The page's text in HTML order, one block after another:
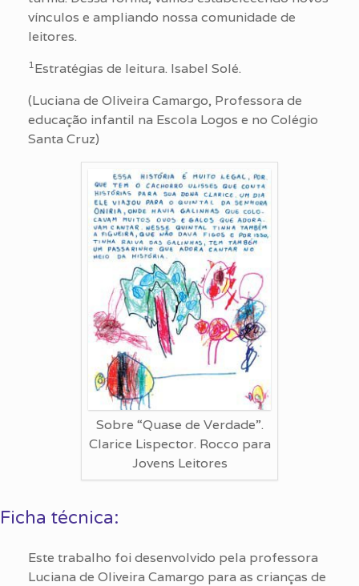
vínculos e ampliando nossa comunidade de
leitores.
1 Estratégias de leitura. Isabel Solé.
(Luciana de Oliveira Camargo, Professora de
educação infantil na Escola Logos e no Colégio
Santa Cruz)
Sobre “Quase de Verdade”.
Clarice Lispector. Rocco para
Jovens Leitores
Ficha técnica:
Este trabalho foi desenvolvido pela professora
Luciana de Oliveira Camargo para as crianças de